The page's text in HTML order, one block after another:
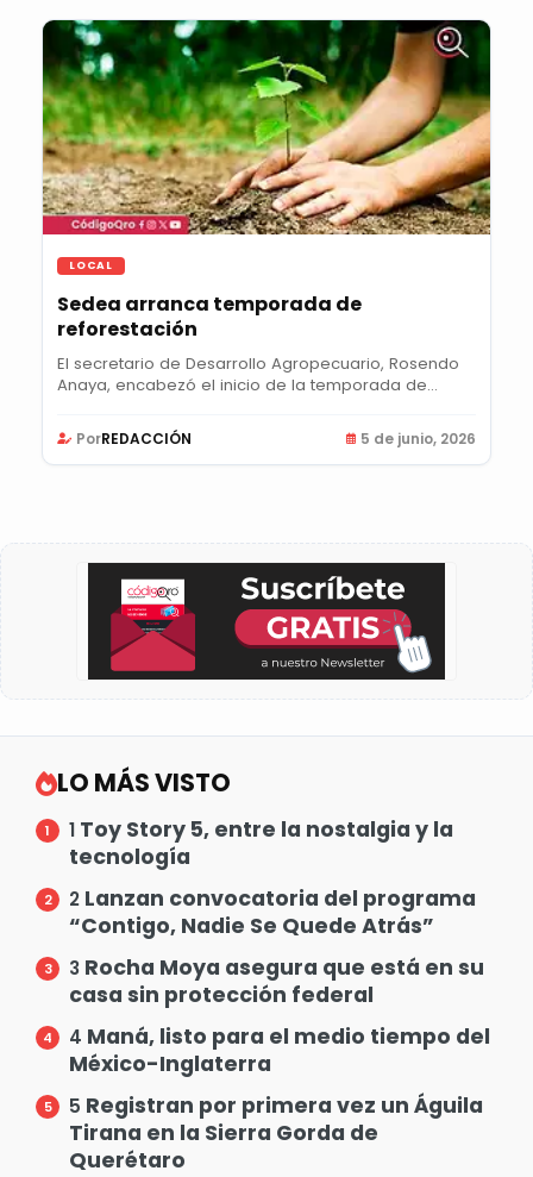
LOCAL
Sedea arranca temporada de
reforestación
El secretario de Desarrollo Agropecuario, Rosendo
Anaya, encabezó el inicio de la temporada de...
PorREDACCIÓN 5 de junio, 2026
LO MÁS VISTO
1 Toy Story 5, entre la nostalgia y la
tecnología
2 Lanzan convocatoria del programa
“Contigo, Nadie Se Quede Atrás”
3 Rocha Moya asegura que está en su
casa sin protección federal
4 Maná, listo para el medio tiempo del
México-Inglaterra
5 Registran por primera vez un Águila
Tirana en la Sierra Gorda de
Querétaro